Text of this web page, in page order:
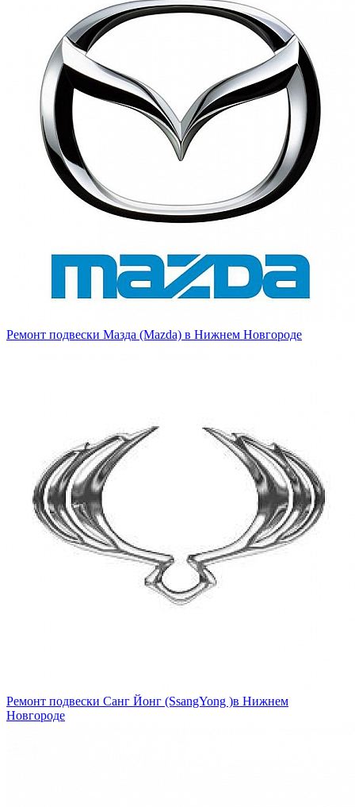
Ремонт подвески Мазда (Mazda) в Нижнем Новгороде
Ремонт подвески Санг Йонг (SsangYong )в Нижнем
Новгороде